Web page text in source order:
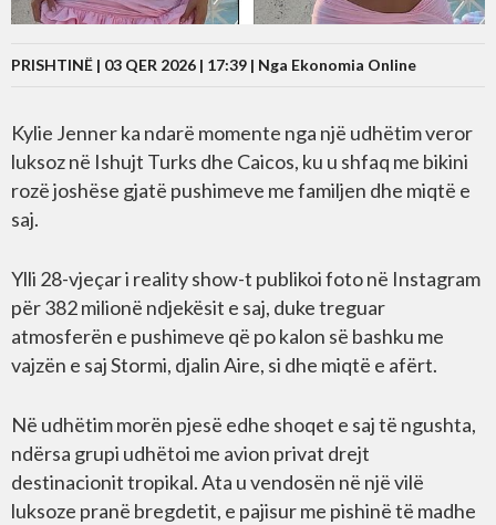
PRISHTINË | 03 QER 2026 | 17:39 | Nga Ekonomia Online
Kylie Jenner ka ndarë momente nga një udhëtim veror
luksoz në Ishujt Turks dhe Caicos, ku u shfaq me bikini
rozë joshëse gjatë pushimeve me familjen dhe miqtë e
saj.
Ylli 28-vjeçar i reality show-t publikoi foto në Instagram
për 382 milionë ndjekësit e saj, duke treguar
atmosferën e pushimeve që po kalon së bashku me
vajzën e saj Stormi, djalin Aire, si dhe miqtë e afërt.
Në udhëtim morën pjesë edhe shoqet e saj të ngushta,
ndërsa grupi udhëtoi me avion privat drejt
destinacionit tropikal. Ata u vendosën në një vilë
luksoze pranë bregdetit, e pajisur me pishinë të madhe